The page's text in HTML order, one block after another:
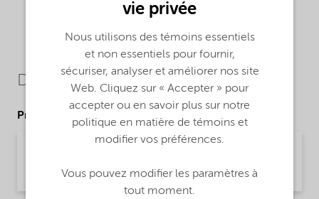
Downloads
Product Data Sheets
Product Data Sheet | application/pdf (33,7 KB) | English
vie privée
Nous utilisons des témoins essentiels
et non essentiels pour fournir,
sécuriser, analyser et améliorer nos site
Web. Cliquez sur « Accepter » pour
accepter ou en savoir plus sur notre
politique en matière de témoins et
modifier vos préférences.
Vous pouvez modifier les paramètres à
tout moment.